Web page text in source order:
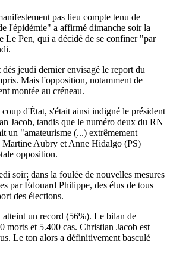
pas lieu compte tenu de
l'épidémie" a affirmé dimanche soir la
Le Pen, qui a décidé de se confiner "par
jeudi dernier envisagé le report du
Mais l'opposition, notamment de
montée au créneau.
d'État, s'était ainsi indigné le président
Jacob, tandis que le numéro deux du RN
un "amateurisme (...) extrêmement
Aubry et Anne Hidalgo (PS)
opposition.
soir: dans la foulée de nouvelles mesures
par Édouard Philippe, des élus de tous
des élections.
un record (56%). Le bilan de
morts et 5.400 cas. Christian Jacob est
Le ton alors a définitivement basculé